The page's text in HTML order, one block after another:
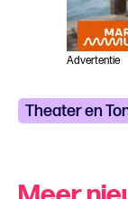
Advertentie
Theater en